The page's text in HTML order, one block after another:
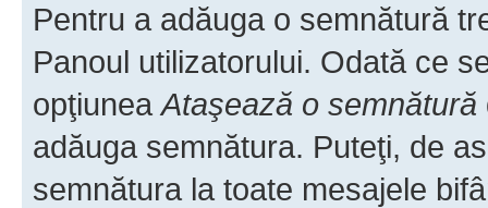
Pentru a adăuga o semnătură
Panoul utilizatorului. Odată ce
opţiuneaAtaşează o semnătură
adăuga semnătura. Puteţi, de
semnătura la toate mesajele